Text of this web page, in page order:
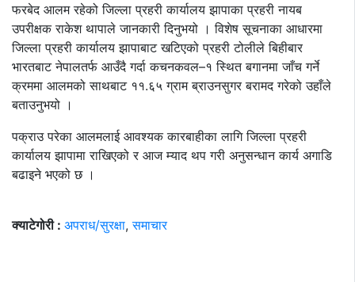
फरबेद आलम रहेको जिल्ला प्रहरी कार्यालय झापाका प्रहरी नायब
उपरीक्षक राकेश थापाले जानकारी दिनुभयो । विशेष सूचनाका आधारमा
जिल्ला प्रहरी कार्यालय झापाबाट खटिएको प्रहरी टोलीले बिहीबार
भारतबाट नेपालतर्फ आउँदै गर्दा कचनकवल–१ स्थित बगानमा जाँच गर्ने
क्रममा आलमको साथबाट ११.६५ ग्राम ब्राउनसुगर बरामद गरेको उहाँले
बताउनुभयो ।
पक्राउ परेका आलमलाई आवश्यक कारबाहीका लागि जिल्ला प्रहरी
कार्यालय झापामा राखिएको र आज म्याद थप गरी अनुसन्धान कार्य अगाडि
बढाइने भएको छ ।
क्याटेगोरी : अपराध/सुरक्षा,समाचार